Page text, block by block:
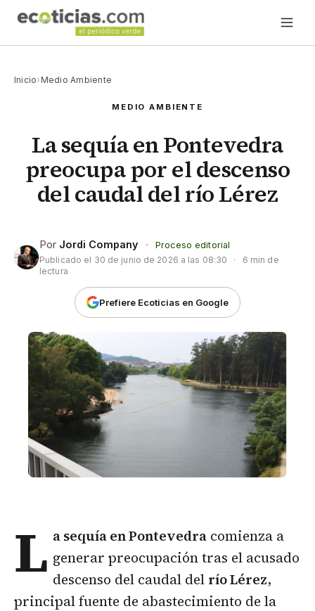
Inicio› Medio Ambiente
MEDIO AMBIENTE
La sequía en Pontevedra
preocupa por el descenso
del caudal del río Lérez
Por Jordi Company ·
Proceso editorial
Publicado el 30 de junio de 2026 a las 08:30 ·
6 min de
lectura
Prefiere Ecoticias en Google
L asequíaen Pontevedra comienza a
generar preocupación tras el acusado
descenso del caudal del río Lérez,
principal fuente de abastecimiento de la